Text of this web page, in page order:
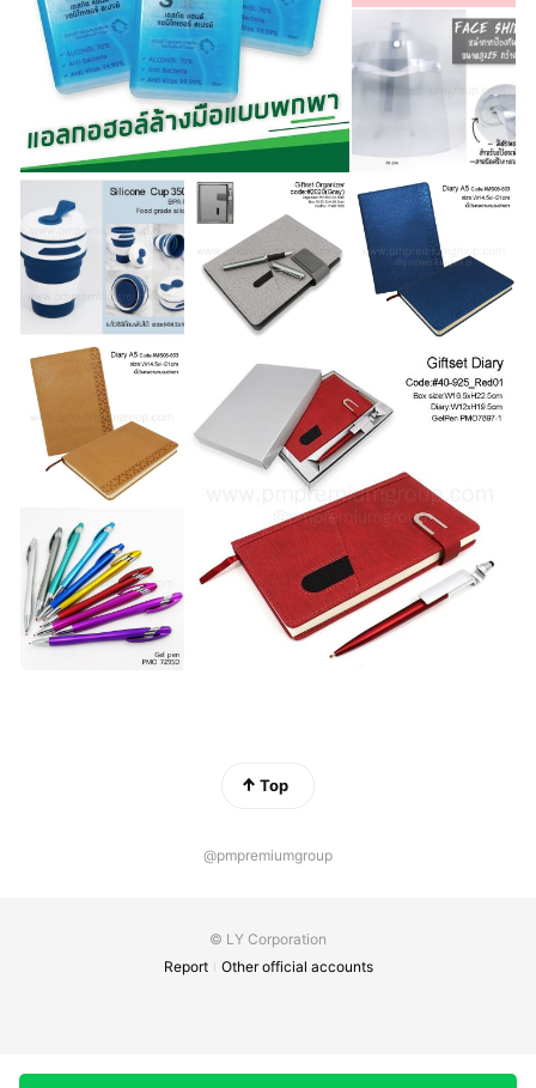
Top
@pmpremiumgroup
© LY Corporation
Report
Other official accounts